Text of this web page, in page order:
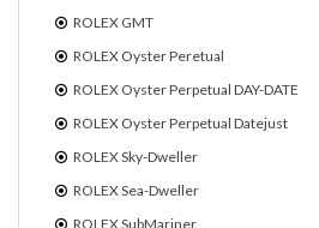
ROLEX GMT
ROLEX Oyster Peretual
ROLEX Oyster Perpetual DAY-DATE
ROLEX Oyster Perpetual Datejust
ROLEX Sky-Dweller
ROLEX Sea-Dweller
ROLEX SubMariner